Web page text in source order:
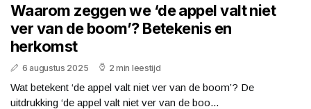
Waarom zeggen we ‘de appel valt niet
ver van de boom’? Betekenis en
herkomst
6 augustus 2025 2 min leestijd
Wat betekent ‘de appel valt niet ver van de boom’? De
uitdrukking ‘de appel valt niet ver van de boo...